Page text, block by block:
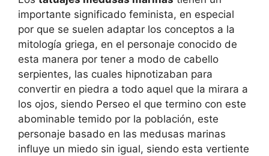
importante significado feminista, en especial
por que se suelen adaptar los conceptos a la
mitología griega, en el personaje conocido de
esta manera por tener a modo de cabello
serpientes, las cuales hipnotizaban para
convertir en piedra a todo aquel que la mirara a
los ojos, siendo Perseo el que termino con este
abominable temido por la población, este
personaje basado en las medusas marinas
influye un miedo sin igual, siendo esta vertiente